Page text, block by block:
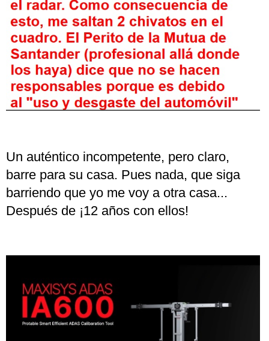
Un auténtico incompetente, pero claro,
barre para su casa. Pues nada, que siga
barriendo que yo me voy a otra casa...
Después de ¡12 años con ellos!